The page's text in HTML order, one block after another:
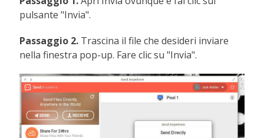
pulsante "Invia".
Passaggio 2. Trascina il file che desideri inviare
nella finestra pop-up. Fare clic su "Invia".